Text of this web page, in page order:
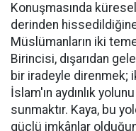
Konuşmasında
derinden
Müslümanların iki
Birincisi, dışarıdan
bir iradeyle direnmek;
İslam'ın aydınlık
sunmaktır. Kaya, bu
güçlü imkânlar